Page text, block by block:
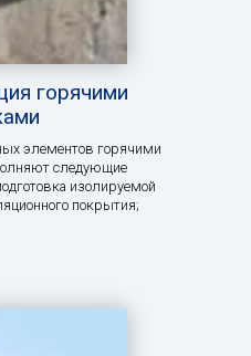
горячими
элементов горячими
следующие
изолируемой
покрытия;